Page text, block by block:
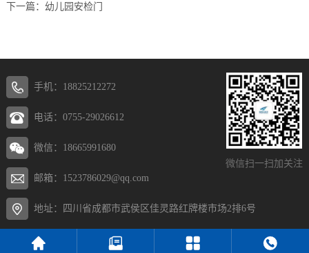
下一篇： 幼儿园安检门
微信扫一扫加关注
手机：18825212272
电话：0755-29026612
微信：18665991680
邮箱：1523786029@qq.com
地址：四川省成都市武侯区佳灵路红牌楼市场2排6号